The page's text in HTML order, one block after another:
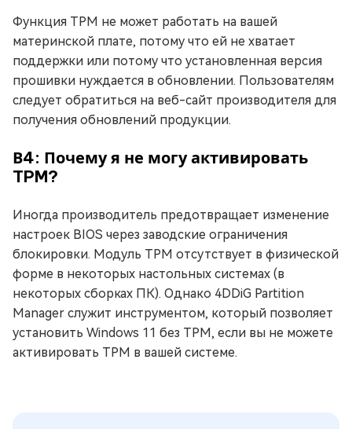
Функция TPM не может работать на вашей
материнской плате, потому что ей не хватает
поддержки или потому что установленная версия
прошивки нуждается в обновлении. Пользователям
следует обратиться на веб-сайт производителя для
получения обновлений продукции.
В4: Почему я не могу активировать
TPM?
Иногда производитель предотвращает изменение
настроек BIOS через заводские ограничения
блокировки. Модуль TPM отсутствует в физической
форме в некоторых настольных системах (в
некоторых сборках ПК). Однако 4DDiG Partition
Manager служит инструментом, который позволяет
установить Windows 11 без TPM, если вы не можете
активировать TPM в вашей системе.